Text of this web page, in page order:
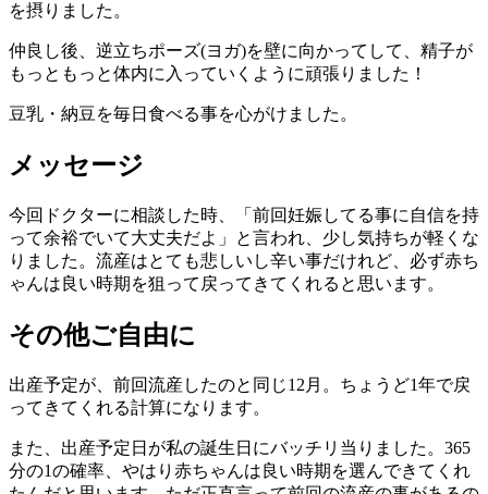
を摂りました。
仲良し後、逆立ちポーズ(ヨガ)を壁に向かってして、精子が
もっともっと体内に入っていくように頑張りました！
豆乳・納豆を毎日食べる事を心がけました。
メッセージ
今回ドクターに相談した時、「前回妊娠してる事に自信を持
って余裕でいて大丈夫だよ」と言われ、少し気持ちが軽くな
りました。流産はとても悲しいし辛い事だけれど、必ず赤ち
ゃんは良い時期を狙って戻ってきてくれると思います。
その他ご自由に
出産予定が、前回流産したのと同じ12月。ちょうど1年で戻
ってきてくれる計算になります。
また、出産予定日が私の誕生日にバッチリ当りました。365
分の1の確率、やはり赤ちゃんは良い時期を選んできてくれ